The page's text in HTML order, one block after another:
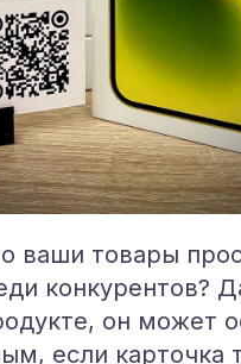
ваши товары
конкурентов?
он может
если карточка